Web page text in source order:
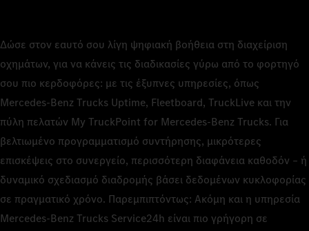
Δώσε στον εαυτό σου λίγη ψηφιακή βοήθεια στη διαχείριση
οχημάτων, για να κάνεις τις διαδικασίες γύρω από το φορτηγό
σου πιο κερδοφόρες: με τις έξυπνες υπηρεσίες, όπως
Mercedes‑Benz Trucks Uptime, Fleetboard, TruckLive και την
πύλη πελατών My TruckPoint for Mercedes‑Benz Trucks. Για
βελτιωμένο προγραμματισμό συντήρησης, μικρότερες
επισκέψεις στο συνεργείο, περισσότερη διαφάνεια καθοδόν – ή
δυναμικό σχεδιασμό διαδρομής βάσει δεδομένων κυκλοφορίας
σε πραγματικό χρόνο. Παρεμπιπτόντως: Ακόμη και η υπηρεσία
Mercedes‑Benz Trucks Service24h είναι πιο γρήγορη σε